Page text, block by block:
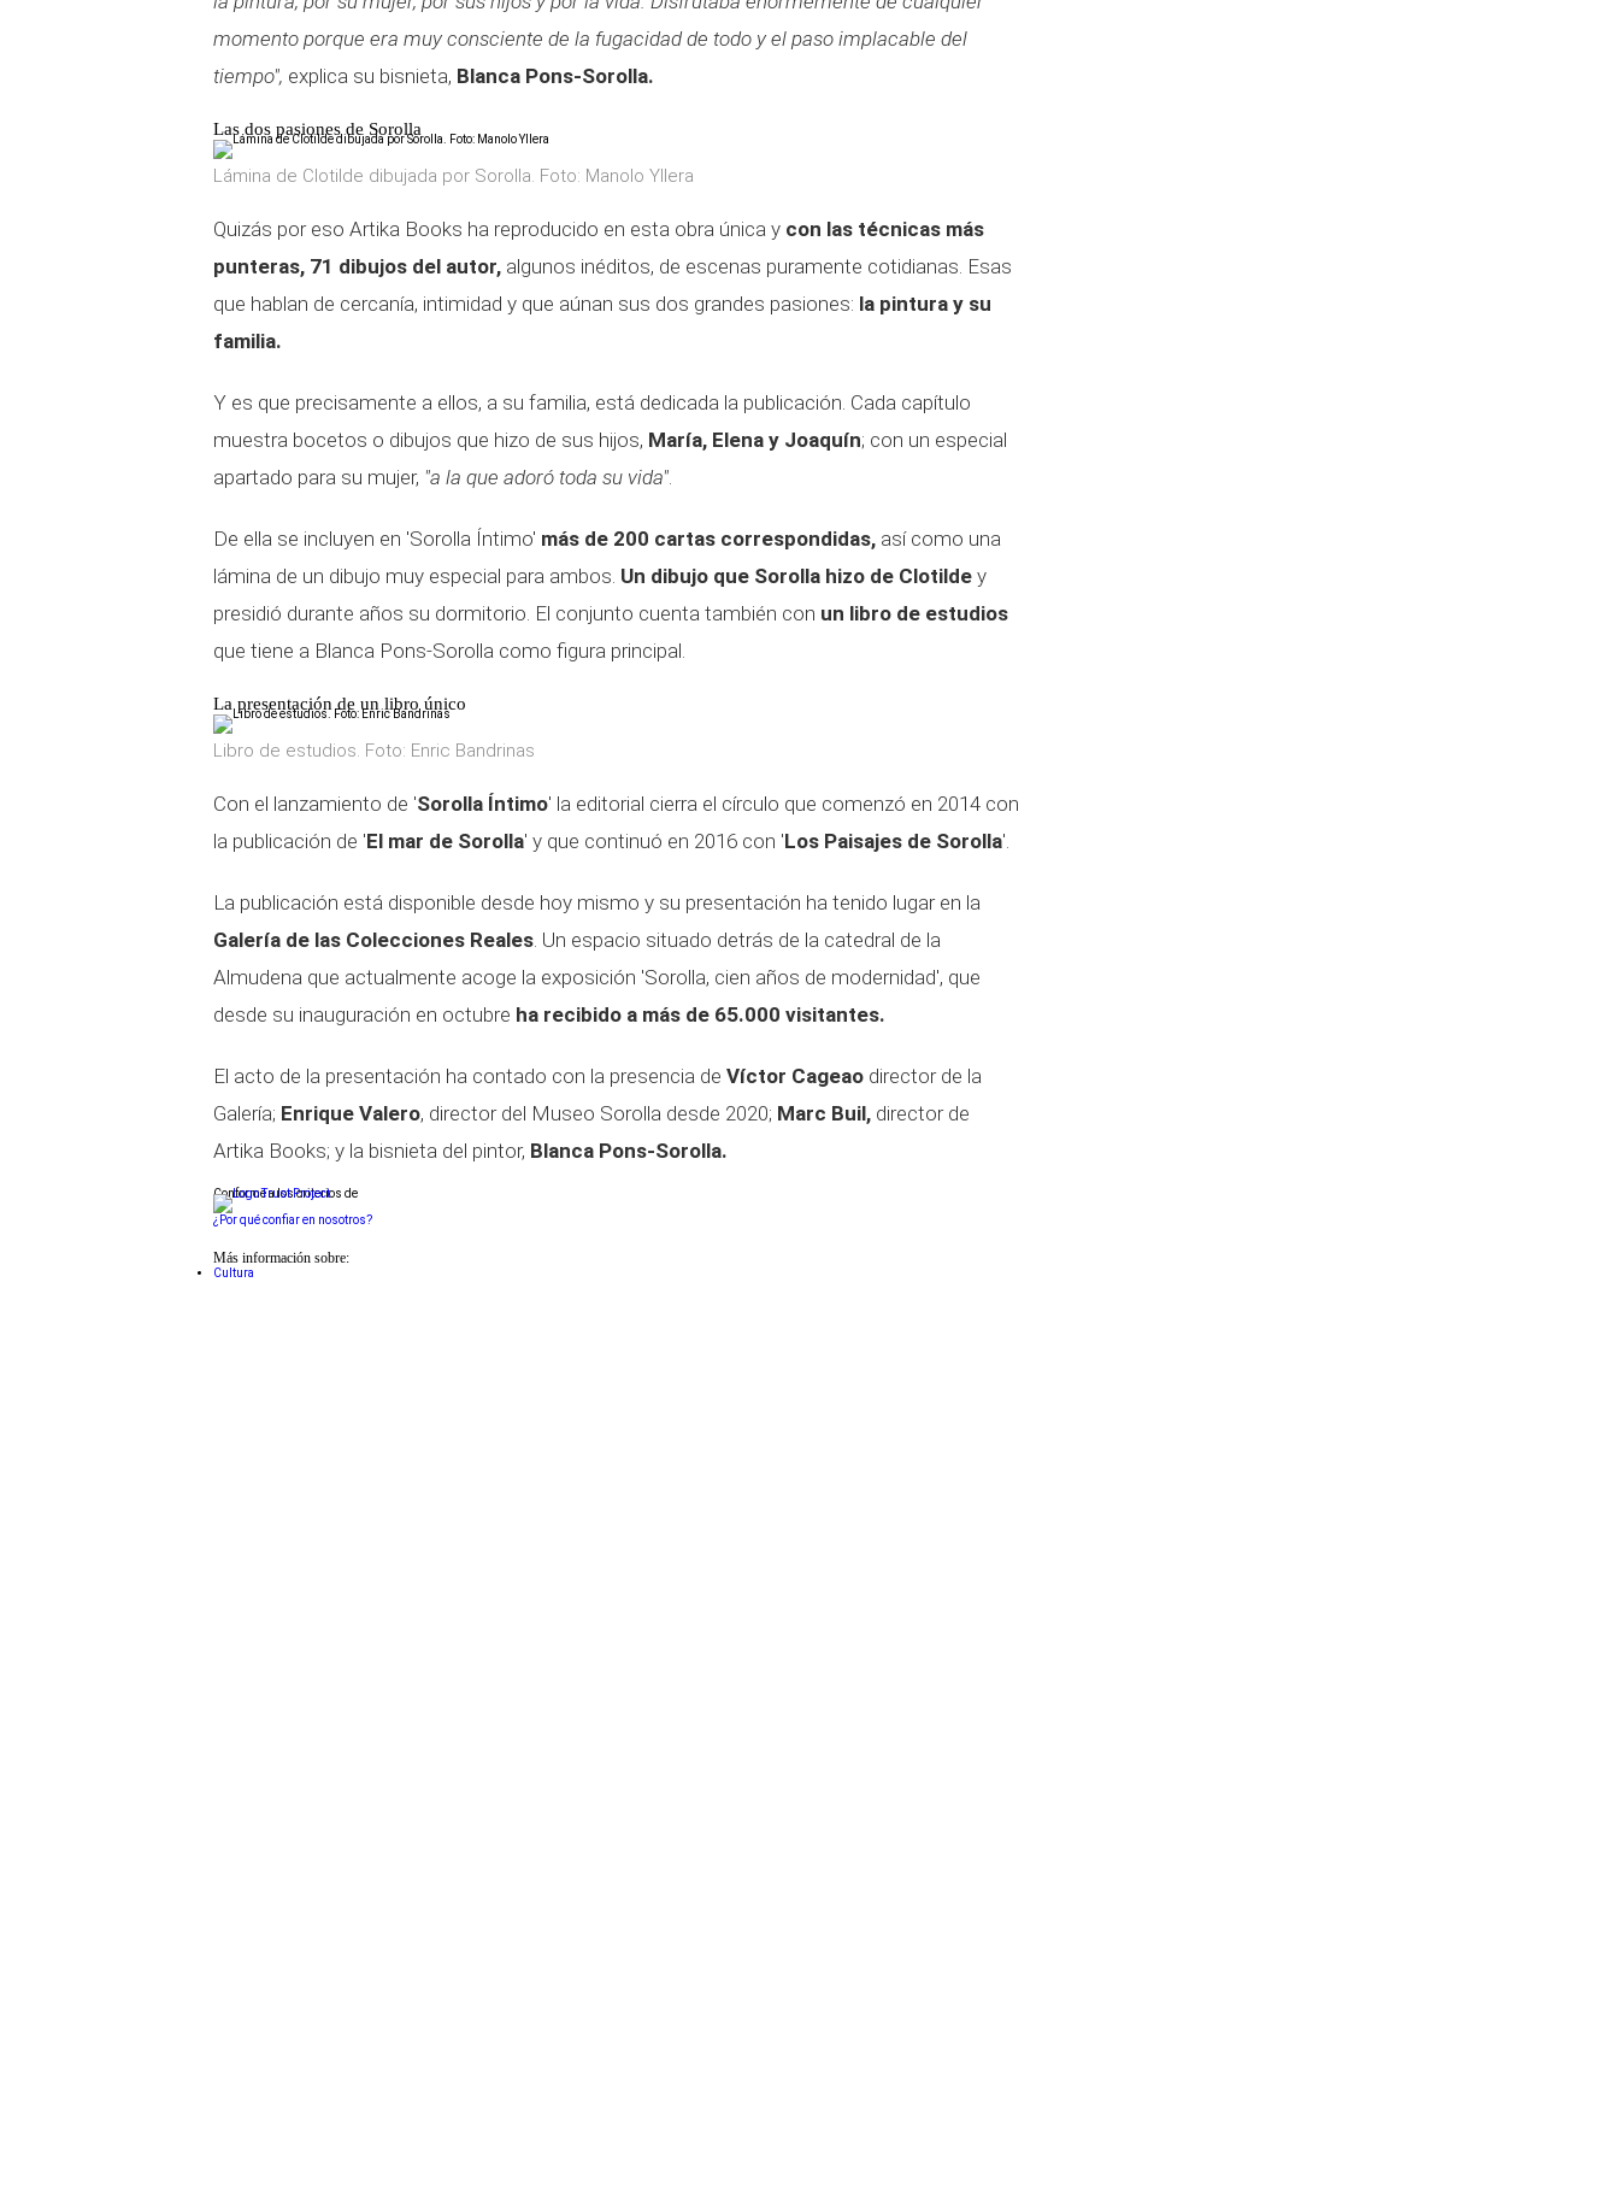
momento porque era muy consciente de la fugacidad de todo y el paso implacable del
tiempo", explica su bisnieta, Blanca Pons-Sorolla.
Las dos pasiones de Sorolla
Lámina de Clotilde dibujada por Sorolla. Foto: Manolo Yllera
Quizás por eso Artika Books ha reproducido en esta obra única y con las técnicas más
punteras, 71 dibujos del autor, algunos inéditos, de escenas puramente cotidianas. Esas
que hablan de cercanía, intimidad y que aúnan sus dos grandes pasiones: la pintura y su
familia.
Y es que precisamente a ellos, a su familia, está dedicada la publicación. Cada capítulo
muestra bocetos o dibujos que hizo de sus hijos, María, Elena y Joaquín; con un especial
apartado para su mujer, "a la que adoró toda su vida".
De ella se incluyen en 'Sorolla Íntimo' más de 200 cartas correspondidas, así como una
lámina de un dibujo muy especial para ambos. Un dibujo que Sorolla hizo de Clotilde y
presidió durante años su dormitorio. El conjunto cuenta también con un libro de estudios
que tiene a Blanca Pons-Sorolla como figura principal.
La presentación de un libro único
Libro de estudios. Foto: Enric Bandrinas
Con el lanzamiento de 'Sorolla Íntimo' la editorial cierra el círculo que comenzó en 2014 con
la publicación de 'El mar de Sorolla' y que continuó en 2016 con 'Los Paisajes de Sorolla'.
La publicación está disponible desde hoy mismo y su presentación ha tenido lugar en la
Galería de las Colecciones Reales. Un espacio situado detrás de la catedral de la
Almudena que actualmente acoge la exposición 'Sorolla, cien años de modernidad', que
desde su inauguración en octubre ha recibido a más de 65.000 visitantes.
El acto de la presentación ha contado con la presencia de Víctor Cageao director de la
Galería; Enrique Valero, director del Museo Sorolla desde 2020; Marc Buil, director de
Artika Books; y la bisnieta del pintor, Blanca Pons-Sorolla.
Conforme a los criterios de
¿Por qué confiar en nosotros?
Más información sobre:
Cultura